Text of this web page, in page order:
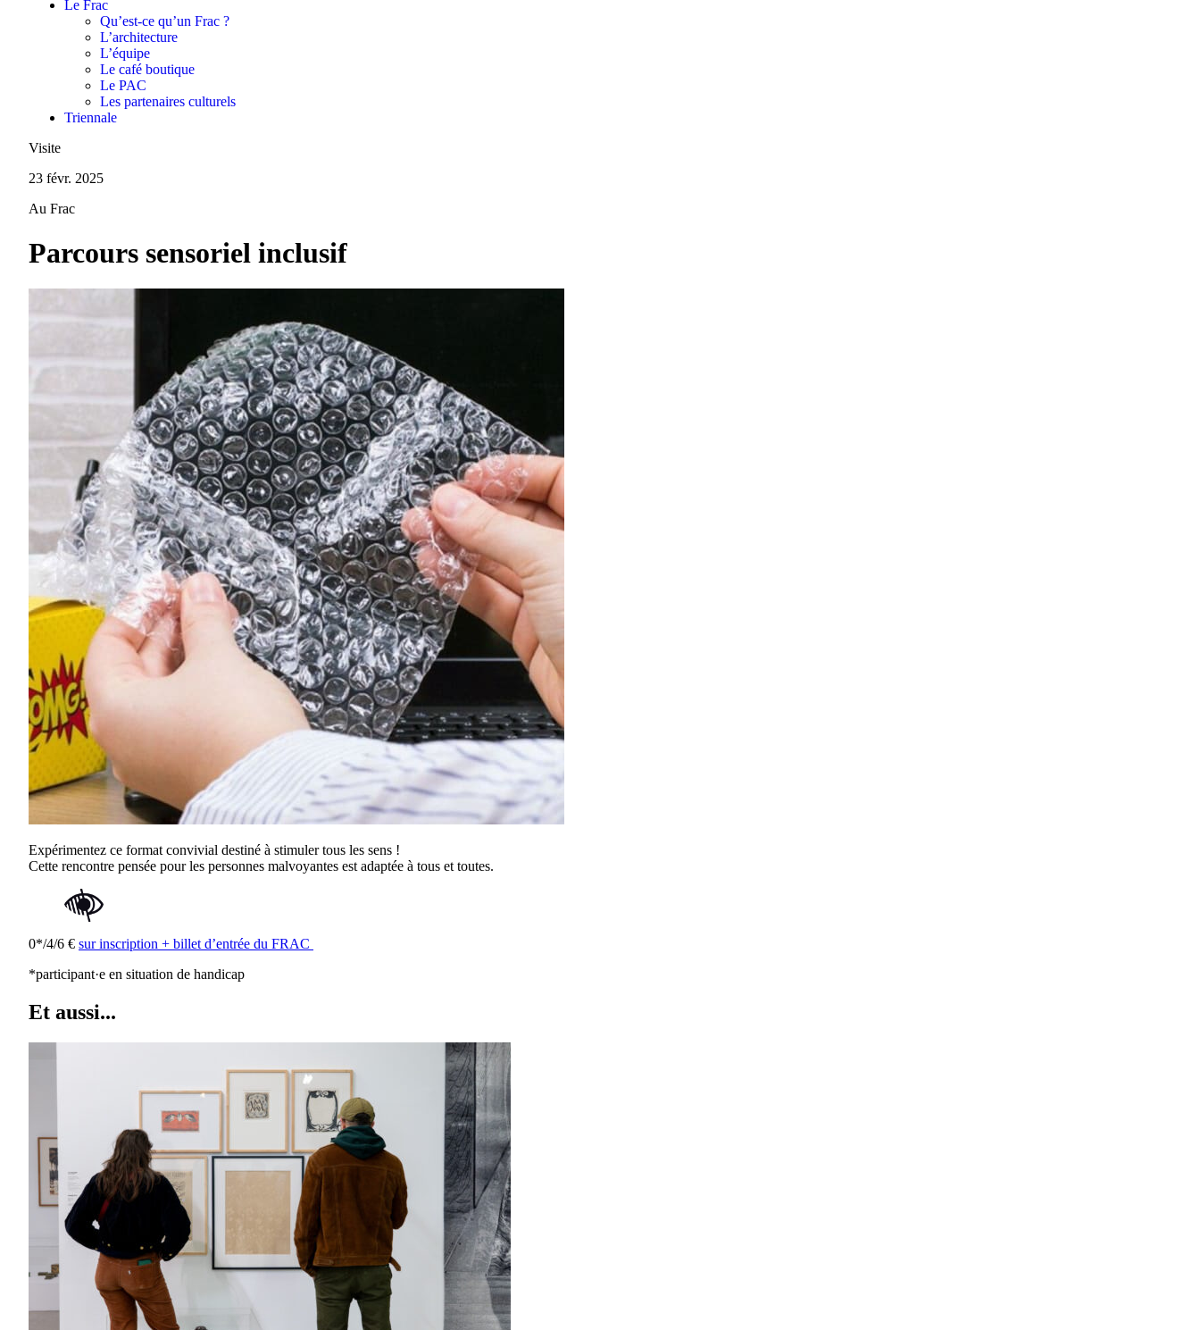
Le Frac
Qu’est-ce qu’un Frac ?
L’architecture
L’équipe
Le café boutique
Le PAC
Les partenaires culturels
Triennale
Visite
23 févr. 2025
Au Frac
Parcours sensoriel inclusif
Expérimentez ce format convivial destiné à stimuler tous les sens !
Cette rencontre pensée pour les personnes malvoyantes est adaptée à tous et toutes.
0*/4/6 € sur inscription + billet d’entrée du FRAC
*participant·e en situation de handicap
Et aussi...